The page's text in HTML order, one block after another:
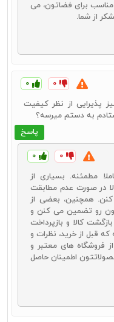
برای فضاتون، می‌
از شما.
۰ ۰
پاسخ
پذیرایی از نظر کیفیت
به دستم میرسه؟
۰ ۰
مطمئنه. بسیاری از
در صورت عدم مطابقت
همچنین، بعضی از
رو تضمین می‌ کنن و
کالا و بازپرداخت
قبل از خرید، نظرات و
فروشگاه‌ های معتبر و
اطمینان حاصل